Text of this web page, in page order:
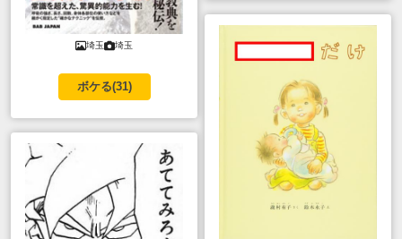
埼玉 埼玉
ボケる(31)